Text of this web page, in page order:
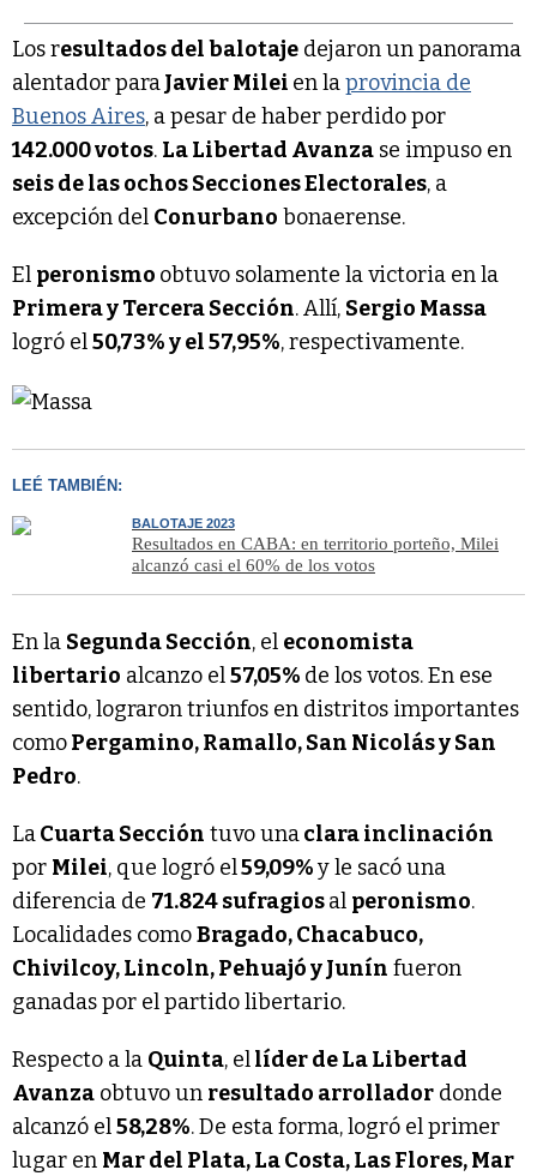
Los resultados del balotaje dejaron un panorama
alentador paraJavier Milei en laprovincia de
Buenos Aires, a pesar de haber perdido por
142.000 votos. La Libertad Avanza se impuso en
seis de las ochos Secciones Electorales, a
excepción del Conurbano bonaerense.
El peronismo obtuvo solamente la victoria en la
Primera y Tercera Sección. Allí, Sergio Massa
logró el50,73% y el 57,95%, respectivamente.
LEÉ TAMBIÉN:
BALOTAJE 2023
Resultados en CABA: en territorio porteño, Milei
alcanzó casi el 60% de los votos
En la Segunda Sección, el economista
libertario alcanzo el57,05% de los votos. En ese
sentido, lograron triunfos en distritos importantes
comoPergamino, Ramallo, San Nicolás y San
Pedro.
LaCuarta Sección tuvo unaclara inclinación
por Milei, que logró el59,09%y le sacó una
diferencia de 71.824 sufragiosal peronismo.
Localidades comoBragado, Chacabuco,
Chivilcoy, Lincoln, Pehuajó y Junín fueron
ganadas por el partido libertario.
Respecto a la Quinta, ellíder de La Libertad
Avanza obtuvo un resultado arrollador donde
alcanzó el58,28%. De esta forma, logró el primer
lugar en Mar del Plata, La Costa, Las Flores, Mar